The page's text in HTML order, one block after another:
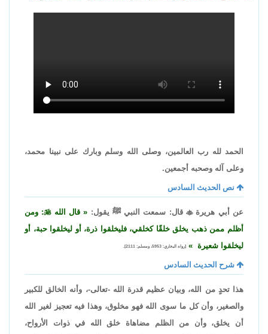
الحمد لله رب العالمين، وصلى الله وسلم وبارك على نبينا محمد،
وعلى آله وصحبه أجمعين.
نص الحديث السادس
عن أبي هريرةقال: سمعت النبي ﷺ يقول: قال الله: ومن
أظلم ممن ذهب يخلق خلقًا كخلقي، فليخلقوا ذرة، أو ليخلقوا حبة، أو
ليخلقوا شعيرة
[رواه البخاري: 5953، ومسلم: 2111].
شرح الحديث السادس
هذا تحدٍ من الله، وبيان عظيم قدرة الله -تعالى-، وأنه الخالق للكبير
والصغير، وأن كل ما سوى الله فهو مخلوق، وهذا فيه تعجيز لغير الله
أن يخلق، وأن من الظلم مضاهاة خلق الله في ذوات الأرواح،